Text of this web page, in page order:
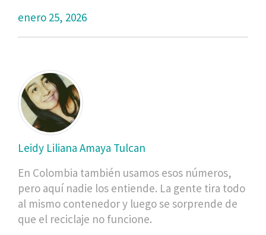
enero 25, 2026
Leidy Liliana Amaya Tulcan
En Colombia también usamos esos números,
pero aquí nadie los entiende. La gente tira todo
al mismo contenedor y luego se sorprende de
que el reciclaje no funcione.